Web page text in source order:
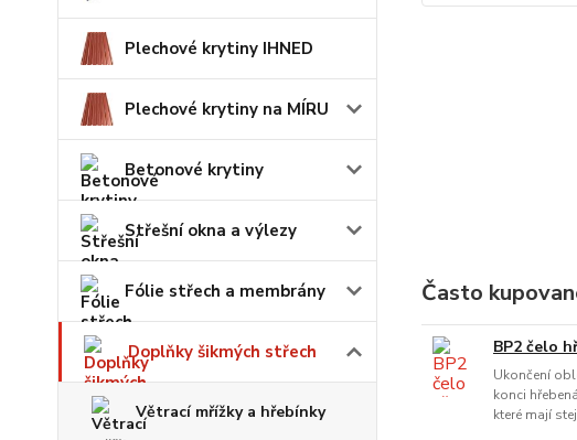
Plechové krytiny IHNED
Plechové krytiny na MÍRU
Betonové krytiny
Střešní okna a výlezy
Fólie střech a membrány
Doplňky šikmých střech
Větrací mřížky a hřebínky
Často
BP2 čelo
Ukončení
konci
které mají